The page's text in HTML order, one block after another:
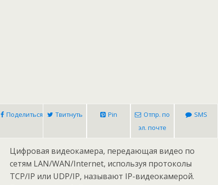
Поделиться Твитнуть Pin
Отпр. по
эл. почте
SMS
Цифровая видеокамера, передающая видео по
сетям LAN/WAN/Internet, используя протоколы
TCP/IP или UDP/IP, называют IP-видеокамерой.